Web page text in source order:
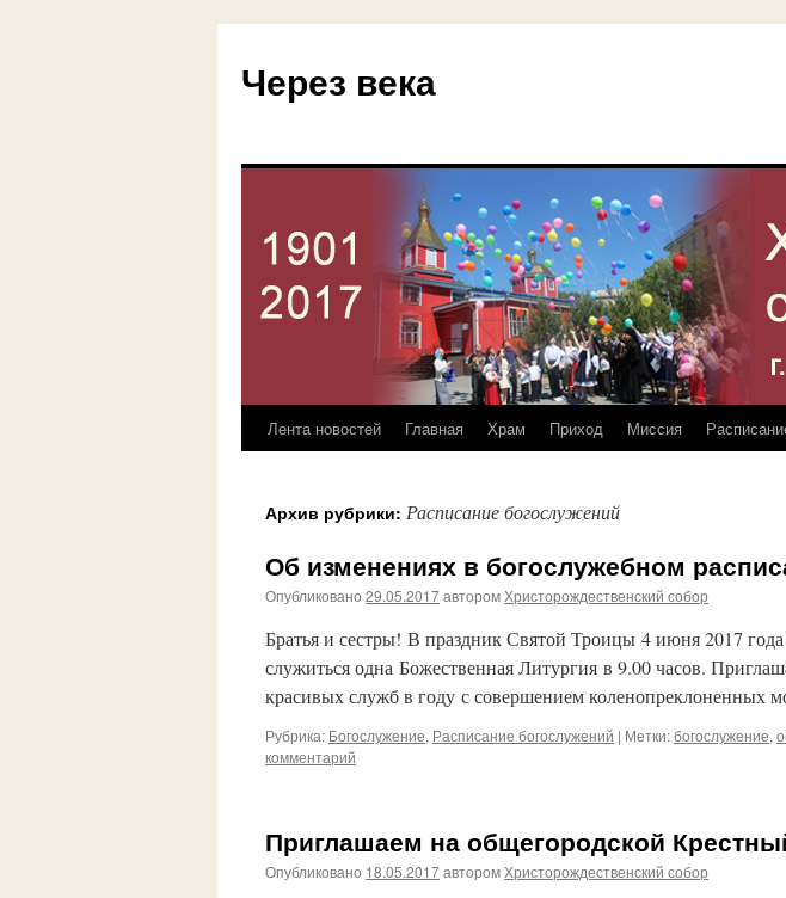
Через века
Перейти
содержимому
Лента новостей Главная Храм Приход Миссия
Архив рубрики: Расписание богослужений
Об изменениях в богослужебном
Опубликовано 29.05.2017авторомХристорождественский собор
Братья и сестры! В праздник Святой Троицы 4 июня 2017 года
служиться одна Божественная Литургия в 9.00 часов.
красивых служб в году с совершением коленопреклоненных
Рубрика: Богослужение, Расписание богослужений | Метки:богослужение,
комментарий
Приглашаем на общегородской
Опубликовано 18.05.2017авторомХристорождественский собор